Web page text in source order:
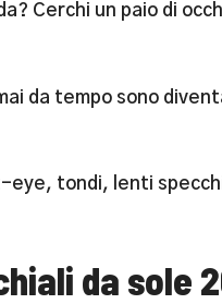
Cerchi un paio di
da tempo sono
tondi, lenti
da sole